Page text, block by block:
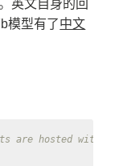
英文自身的回
模型有了中文